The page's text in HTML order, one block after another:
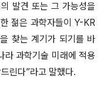
발견 또는 그 가능성을
젊은 과학자들이 Y-KR
찾는 계기가 되기를 바
라 과학기술 미래에 적용
린다”라고 말했다.